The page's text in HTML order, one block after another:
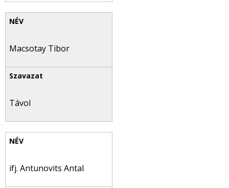
Macsotay Tibor
Távol
ifj. Antunovits Antal